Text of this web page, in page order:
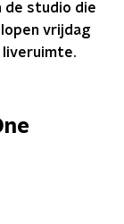
de studio die
vrijdag
liveruimte.